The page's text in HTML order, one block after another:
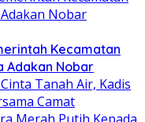
Kecamatan
Adakan Nobar